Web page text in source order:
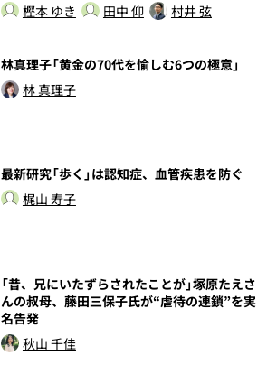
樫本 ゆき 田中 仰 村井 弦
林真理子「黄金の70代を愉しむ6つの極意」
林 真理子
最新研究「歩く」は認知症、血管疾患を防ぐ
梶山 寿子
「昔、兄にいたずらされたことが」塚原たえさ
んの叔母、藤田三保子氏が“虐待の連鎖”を実
名告発
秋山 千佳